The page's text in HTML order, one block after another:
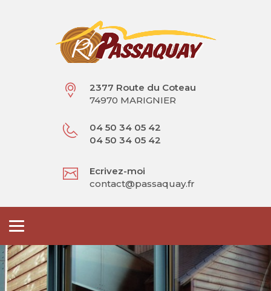
2377 Route du Coteau
74970 MARIGNIER
04 50 34 05 42
04 50 34 05 42
Ecrivez-moi
contact@passaquay.fr
Toggle
navigation